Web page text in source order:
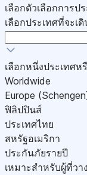
เลือกตัวเลือกการป
เลือกประเทศที่จะเ
เลือกหนึ่งประเทศห
Worldwide
Europe
ฟิลิปปินส์
ประเทศไทย
สหรัฐอเมริกา
ประกันภัยรายปี
เหมาะสำหรับผู้ที่วา